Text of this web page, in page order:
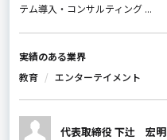
テム導入・コンサルティング ...
実績のある業界
教育
エンターテイメント
代表取締役 下辻 宏明